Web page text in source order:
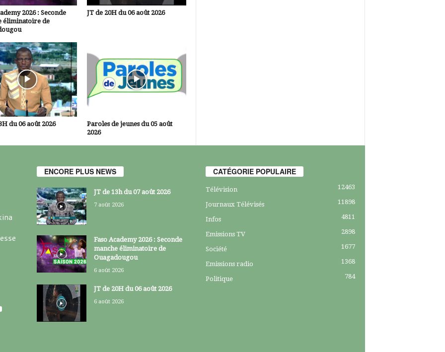
2026 : Seconde
éliminatoire de
JT de 20H du 06 août 2026
du 06 août 2026
Paroles de jeunes du 05 août
2026
ENCORE PLUS NEWS
JT de 13h du 07 août 2026
7 août 2026
Faso Academy 2026 : Seconde
manche éliminatoire de
Ouagadougou
6 août 2026
JT de 20H du 06 août 2026
6 août 2026
CATÉGORIE POPULAIRE
Télévision 12463
Journaux Télévisés 11898
Infos 4811
Emissions TV 2898
Société 1677
Emissions radio 1368
Politique 784